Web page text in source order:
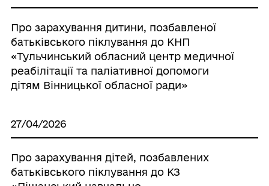
Про зарахування дитини, позбавленої
батьківського піклування до КНП
«Тульчинський обласний центр медичної
реабілітації та паліативної допомоги
дітям Вінницької обласної ради»
27/04/2026
Про зарахування дітей, позбавлених
батьківського піклування до КЗ